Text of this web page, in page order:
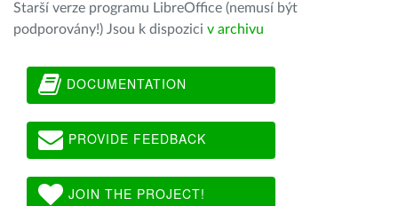
Starší verze programu LibreOffice (nemusí být
podporovány!) Jsou k dispozici v archivu
DOCUMENTATION
PROVIDE FEEDBACK
JOIN THE PROJECT!